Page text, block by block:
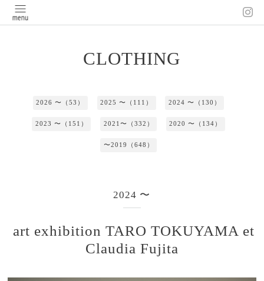
CLOTHING
2026 〜（53） 2025 〜（111） 2024 〜（130）
2023 〜（151） 2021〜（332） 2020 〜（134）
〜2019（648）
2024 〜
art exhibition TARO TOKUYAMA et
Claudia Fujita